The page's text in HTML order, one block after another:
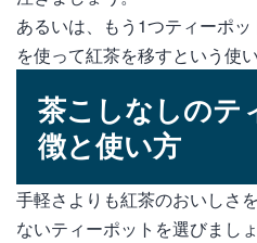
あるいは、もう1つティーポ
を使って紅茶を移すという使
茶こしなしのテ
徴と使い方
手軽さよりも紅茶のおいしさ
ないティーポットを選びましょ